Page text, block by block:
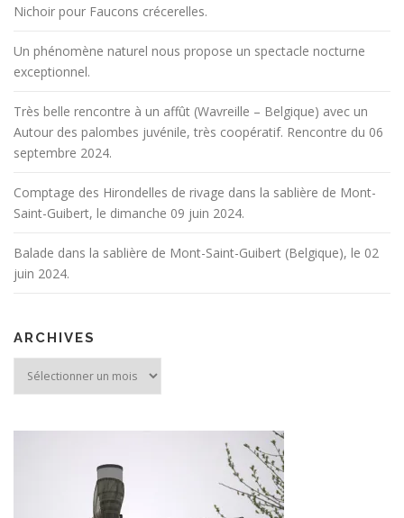
Nichoir pour Faucons crécerelles.
Un phénomène naturel nous propose un spectacle nocturne
exceptionnel.
Très belle rencontre à un affût (Wavreille – Belgique) avec un
Autour des palombes juvénile, très coopératif. Rencontre du 06
septembre 2024.
Comptage des Hirondelles de rivage dans la sablière de Mont-
Saint-Guibert, le dimanche 09 juin 2024.
Balade dans la sablière de Mont-Saint-Guibert (Belgique), le 02
juin 2024.
ARCHIVES